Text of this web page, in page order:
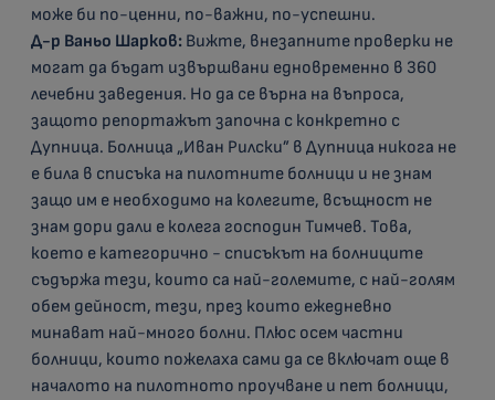
може би по-ценни, по-важни, по-успешни.
Д-р Ваньо Шарков: Вижте, внезапните проверки не
могат да бъдат извършвани едновременно в 360
лечебни заведения. Но да се върна на въпроса,
защото репортажът започна с конкретно с
Дупница. Болница „Иван Рилски” в Дупница никога не
е била в списъка на пилотните болници и не знам
защо им е необходимо на колегите, всъщност не
знам дори дали е колега господин Тимчев. Това,
което е категорично - списъкът на болниците
съдържа тези, които са най-големите, с най-голям
обем дейност, тези, през които ежедневно
минават най-много болни. Плюс осем частни
болници, които пожелаха сами да се включат още в
началото на пилотното проучване и пет болници,